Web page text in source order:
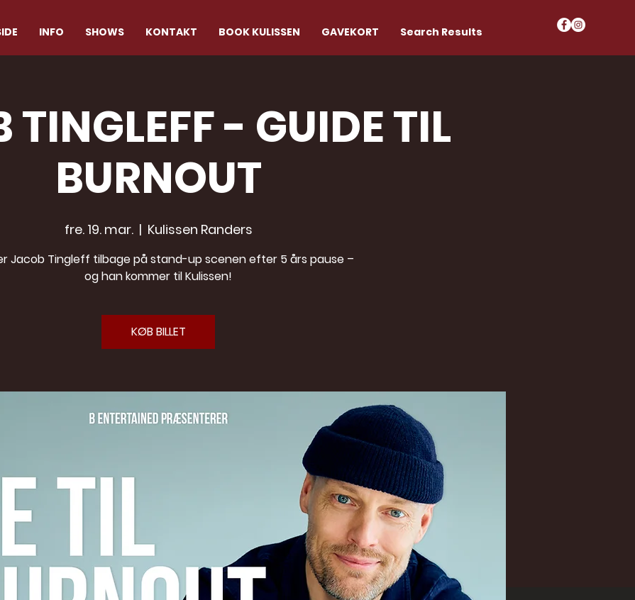
INFO SHOWS KONTAKT BOOK KULISSEN GAVEKORT Search Results
- GUIDE TIL
BURNOUT
fre. 19. mar.
  |
Kulissen Randers
Jacob Tingleff tilbage på stand-up scenen efter 5 års pause –
og han kommer til Kulissen!
KØB BILLET